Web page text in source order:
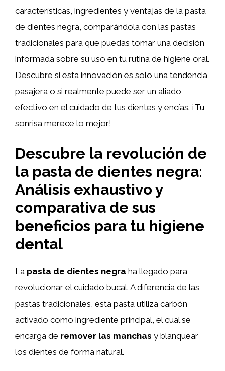
características, ingredientes y ventajas de la pasta
de dientes negra, comparándola con las pastas
tradicionales para que puedas tomar una decisión
informada sobre su uso en tu rutina de higiene oral.
Descubre si esta innovación es solo una tendencia
pasajera o si realmente puede ser un aliado
efectivo en el cuidado de tus dientes y encías. ¡Tu
sonrisa merece lo mejor!
Descubre la revolución de
la pasta de dientes negra:
Análisis exhaustivo y
comparativa de sus
beneficios para tu higiene
dental
La pasta de dientes negra ha llegado para
revolucionar el cuidado bucal. A diferencia de las
pastas tradicionales, esta pasta utiliza carbón
activado como ingrediente principal, el cual se
encarga de remover las manchas y blanquear
los dientes de forma natural.